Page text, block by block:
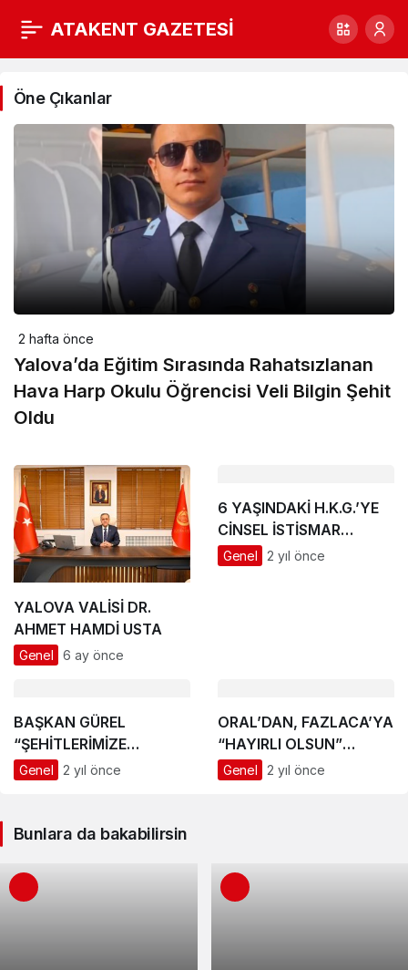
ATAKENT GAZETESİ
Genel
Haberleri
Öne Çıkanlar
2 hafta önce
Yalova’da Eğitim Sırasında Rahatsızlanan
Hava Harp Okulu Öğrencisi Veli Bilgin Şehit
Oldu
YALOVA VALİSİ DR.
AHMET HAMDİ USTA
Genel 6 ay önce
6 YAŞINDAKİ H.K.G.’YE
CİNSEL İSTİSMAR
DAVASINDA KARAR
Genel 2 yıl önce
BAŞKAN GÜREL
“ŞEHİTLERİMİZE
BORCUMUZU
Genel 2 yıl önce
ORAL’DAN, FAZLACA’YA
“HAYIRLI OLSUN”
ZİYARETİ
Genel 2 yıl önce
Bunlara da bakabilirsin